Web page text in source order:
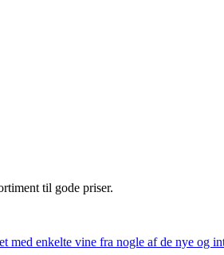
til gode priser.
enkelte vine fra nogle af de nye og